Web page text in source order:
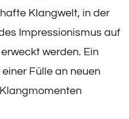
Klangwelt, in der
Impressionismus auf
werden. Ein
Fülle an neuen